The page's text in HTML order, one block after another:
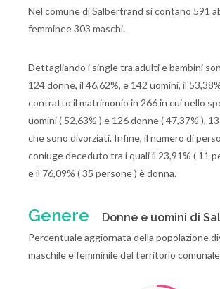
Nel comune di Salbertrand si contano 591
femminee 303 maschi.
Dettagliando i single tra adulti e bambini
124 donne, il 46,62%, e 142 uomini, il
contratto il matrimonio in 266 in cui nello
uomini ( 52,63% ) e 126 donne ( 47,37% ),
che sono divorziati. Infine, il numero di
coniuge deceduto tra i quali il 23,91% ( 11
e il 76,09% ( 35 persone ) è donna.
Genere Donne e uomini di
Percentuale aggiornata della popolazione
maschile e femminile del territorio